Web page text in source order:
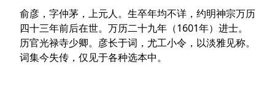
俞彦，字仲茅，上元人。生卒年均不详，约明神宗万历
四十三年前后在世。万历二十九年（1601年）进士。
历官光禄寺少卿。彦长于词，尤工小令，以淡雅见称。
词集今失传，仅见于各种选本中。